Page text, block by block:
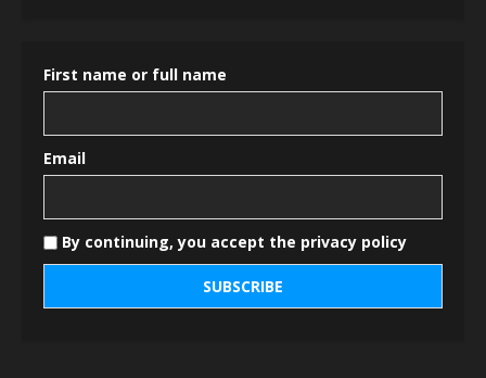
First name or full name
Email
By continuing, you accept the privacy policy